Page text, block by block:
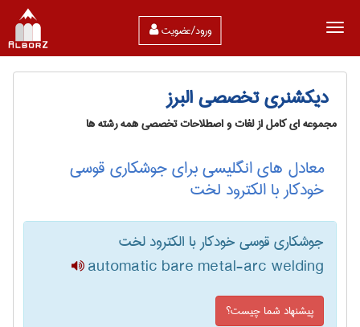
ورود/عضویت
دیکشنری تخصصی البرز
مجموعه ای کامل از لغات و اصطلاحات تخصصی همه رشته ها
معادل های انگلیسی برای جوشکاری قوسی
خودکار با الکترود لخت
جوشکاری قوسی خودکار با الکترود لخت
automatic bare metal-arc welding
پیشنهاد شما چیست؟